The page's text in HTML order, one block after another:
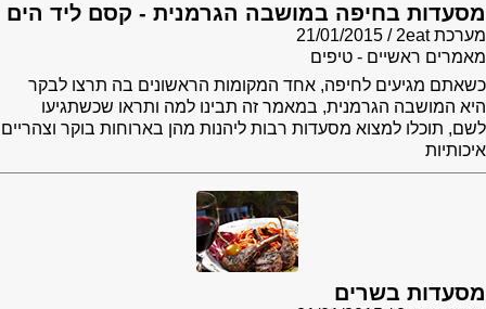
מסעדות בחיפה במושבה הגרמנית - קסם ליד הים
מערכת 2eat
21/01/2015
מאמרים ראשיים - טיפים
כשאתם מגיעים לחיפה, אחד המקומות הראשונים בה תרצו לבקר
היא המושבה הגרמנית, במאמר זה תבינו למה ותראו שכשתגיעו
לשם, תוכלו למצוא מסעדות רבות ליהנות מהן בארוחות בוקר וצהריים
איכותיות
מסעדות בשרים